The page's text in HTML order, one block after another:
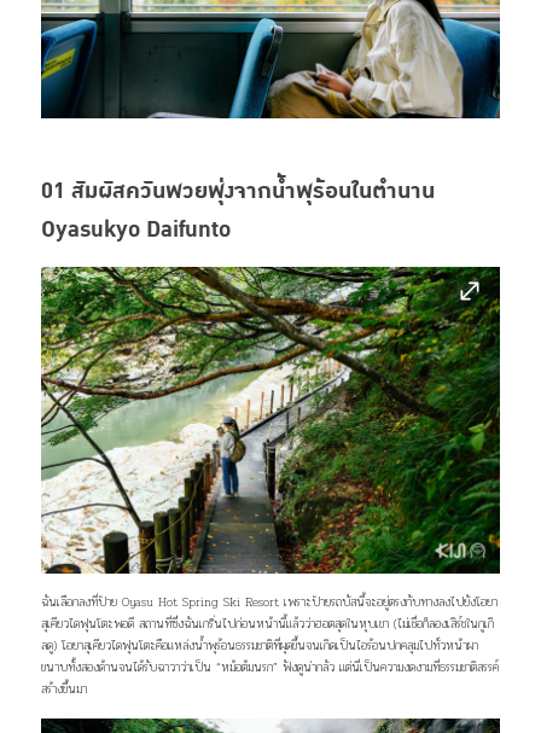
01 สัมผัสควันพวยพุ่งจากน้ำพุร้อนในตำนาน
Oyasukyo Daifunto
ฉันเลือกลงที่ป้าย Oyasu Hot Spring Ski Resort เพราะป้ายรถบัสนี้จะอยู่ตรงกับทางลงไปยังโอยา
สุเคียวไดฟุนโตะพอดี สถานที่ซึ่งฉันเกริ่นไปก่อนหน้านี้แล้วว่าฮอตสุดในหุบเขา (ไม่เชื่อก็ลองเสิร์ชในกูเกิ
ลดู) โอยาสุเคียวไดฟุนโตะคือแหล่งน้ำพุร้อนธรรมชาติที่ผุดขึ้นจนเกิดเป็นไอร้อนปกคลุมไปทั่วหน้าผา
ขนาบทั้งสองด้านจนได้รับฉาวาว่าเป็น “หม้อต้มนรก” ฟังดูน่ากลัว แต่นี่เป็นความงดงามที่ธรรมชาติสรรค์
สร้างขึ้นมา